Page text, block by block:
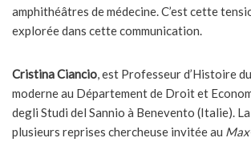
amphithéâtres de médecine. C’est cette
explorée dans cette communication.
Cristina Ciancio, est Professeur d’Histoire
moderne au Département de Droit et
degli Studi del Sannio à Benevento (Italie).
plusieurs reprises chercheuse invitée au